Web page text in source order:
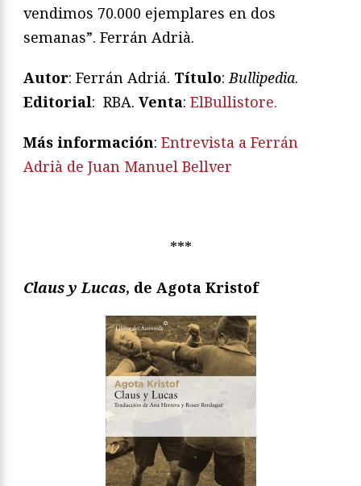
vendimos 70.000 ejemplares en dos
semanas”. Ferrán Adrià.
Autor: Ferrán Adriá. Título:Bullipedia.
Editorial: RBA. Venta: ElBullistore.
Más información: Entrevista a Ferrán
Adrià de Juan Manuel Bellver
***
Claus y Lucas, de Agota Kristof